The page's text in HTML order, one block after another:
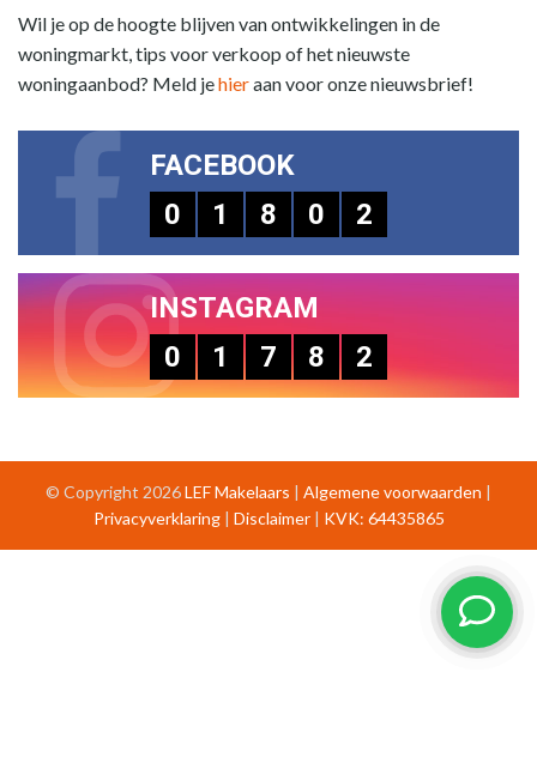
Wil je op de hoogte blijven van ontwikkelingen in de
woningmarkt, tips voor verkoop of het nieuwste
woningaanbod? Meld jehieraan voor onze nieuwsbrief!
FACEBOOK
0
1 8 0 2
INSTAGRAM
0
1 7 8 2
© Copyright 2026LEF Makelaars | Algemene voorwaarden |
Privacyverklaring| Disclaimer| KVK: 64435865